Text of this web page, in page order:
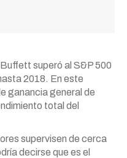
superó al S&P 500
2018. En este
ganancia general de
total del
supervisen de cerca
decirse que es el